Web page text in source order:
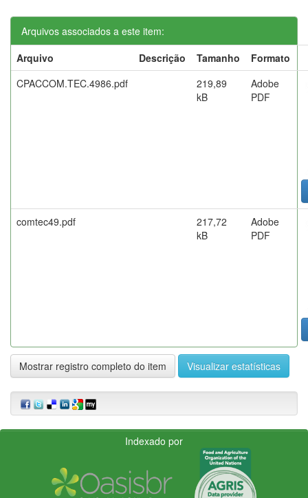
Arquivos associados a este item:
Arquivo
Descrição Tamanho
Formato
CPACCOM.TEC.4986.pdf
219,89
kB
Adobe
PDF
comtec49.pdf
217,72
kB
Adobe
PDF
Mostrar registro completo do item Visualizar estatísticas
Indexado por